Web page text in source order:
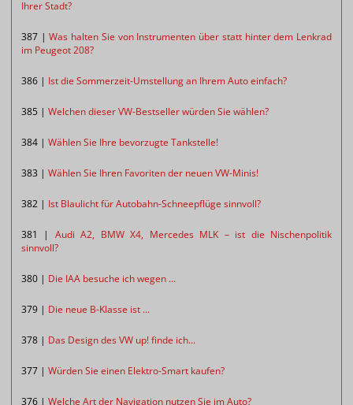
Ihrer Stadt?
387 |Was halten Sie von Instrumenten über statt hinter dem Lenkrad
im Peugeot 208?
386 | Ist die Sommerzeit-Umstellung an Ihrem Auto einfach?
385 | Welchen dieser VW-Bestseller würden Sie wählen?
384 | Wählen Sie Ihre bevorzugte Tankstelle!
383 | Wählen Sie Ihren Favoriten der neuen VW-Minis!
382 | Ist Blaulicht für Autobahn-Schneepflüge sinnvoll?
381 | Audi A2, BMW X4, Mercedes MLK – ist die Nischenpolitik
sinnvoll?
380 | Die IAA besuche ich wegen ...
379 | Die neue B-Klasse ist ...
378 | Das Design des VW up! finde ich...
377 | Würden Sie einen Elektro-Smart kaufen?
376 | Welche Art der Navigation nutzen Sie im Auto?